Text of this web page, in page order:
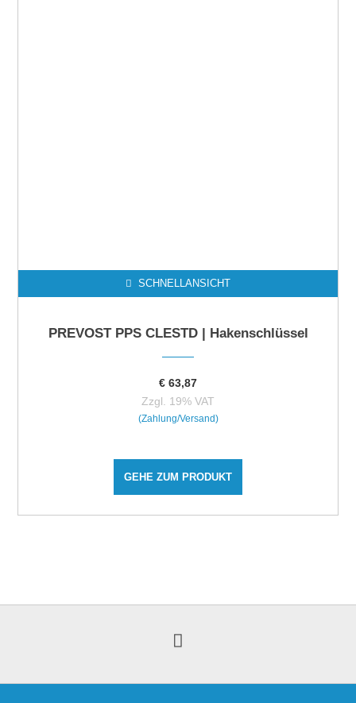
SCHNELLANSICHT
PREVOST PPS CLESTD | Hakenschlüssel
€ 63,87
Zzgl. 19% VAT
(Zahlung/Versand)
GEHE ZUM PRODUKT